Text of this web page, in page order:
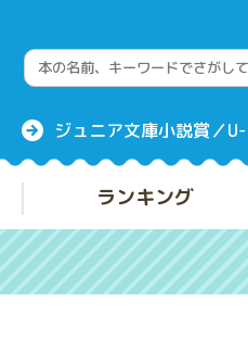
ジュニア文庫小説賞／
ランキング